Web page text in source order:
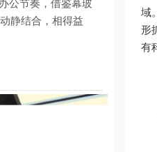
静结合，相得益
域
形
有